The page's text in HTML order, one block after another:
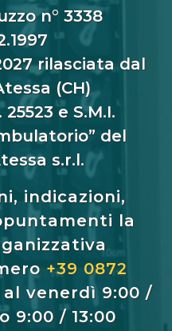
n° 3338
rilasciata dal
(CH)
e S.M.I.
del
s.r.l.
indicazioni,
la
+39 0872
venerdì 9:00 /
9:00 / 13:00